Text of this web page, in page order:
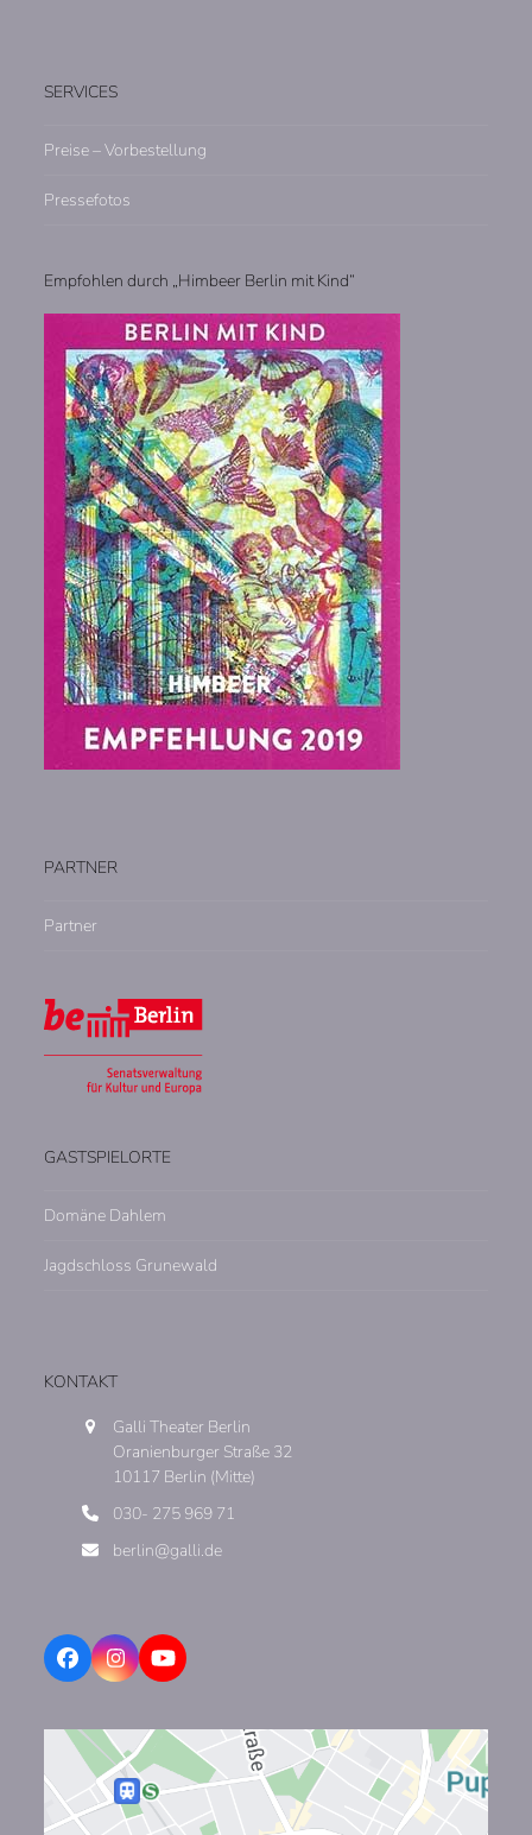
SERVICES
Preise – Vorbestellung
Pressefotos
Empfohlen durch „Himbeer Berlin mit Kind“
PARTNER
Partner
GASTSPIELORTE
Domäne Dahlem
Jagdschloss Grunewald
KONTAKT
Galli Theater Berlin
Oranienburger Straße 32
10117 Berlin (Mitte)
030- 275 969 71
berlin@galli.de
FacebookInstagramYouTube